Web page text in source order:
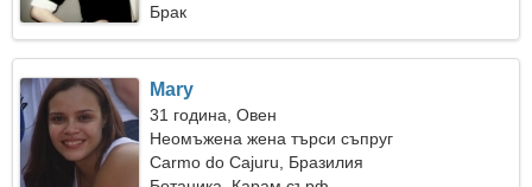
Брак
Mary
31 година, Овен
Неомъжена жена търси съпруг
Carmo do Cajuru, Бразилия